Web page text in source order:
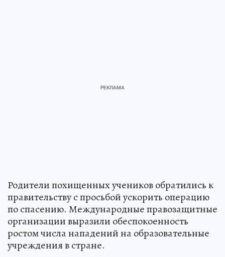
Родители похищенных учеников обратились к
правительству с просьбой ускорить операцию
по спасению. Международные правозащитные
организации выразили обеспокоенность
ростом числа нападений на образовательные
учреждения в стране.